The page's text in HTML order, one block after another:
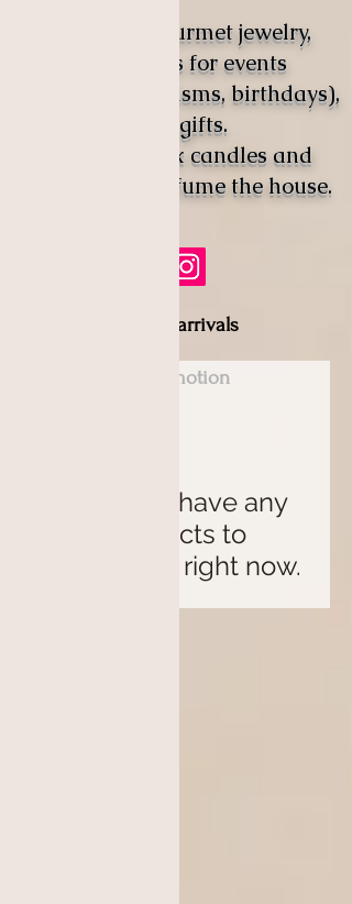
Creator of gourmet jewelry,
decorations for events
(weddings, baptisms, birthdays),
birth gifts.
vegetable wax candles and
fondants to perfume the house.
New arrivals
Promotion
We don’t have any
products to
show here right now.